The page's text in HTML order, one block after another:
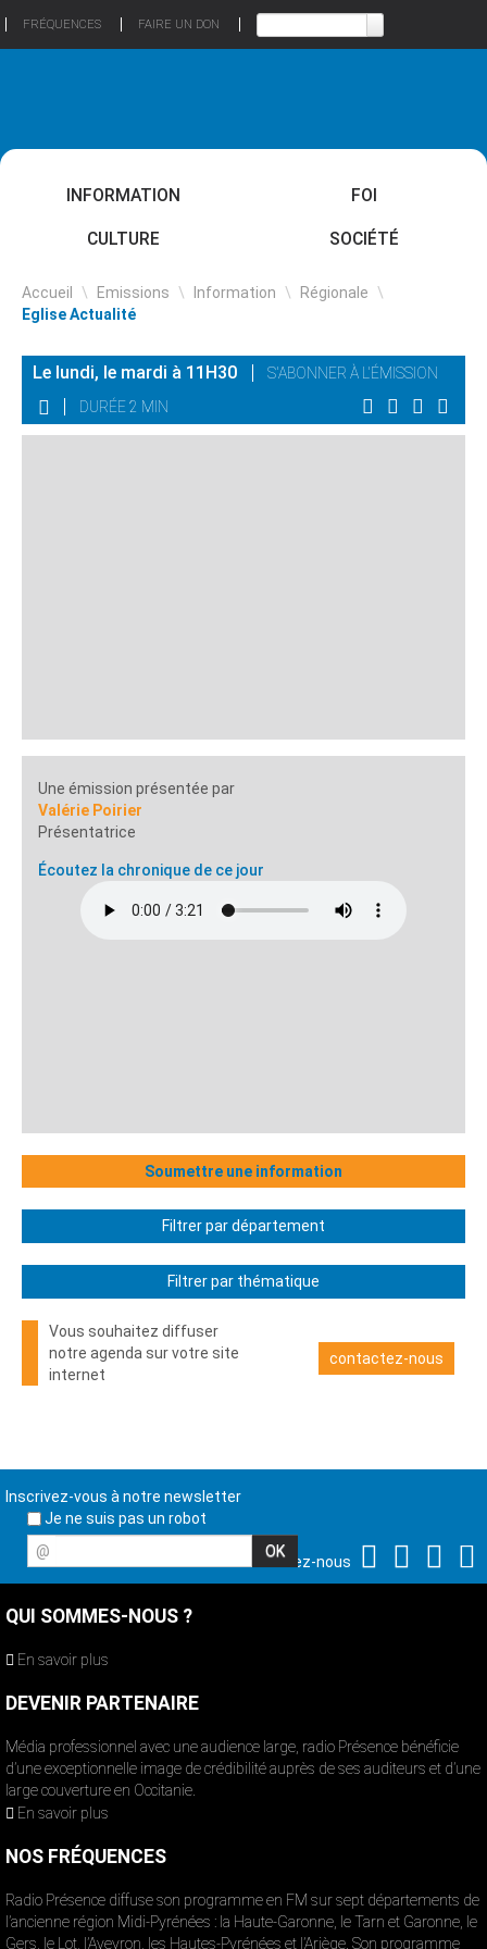
FRÉQUENCES FAIRE UN DON
INFORMATION FOI
CULTURE SOCIÉTÉ
Accueil \ Emissions \ Information \ Régionale \
Eglise Actualité
Le lundi, le mardi à 11H30
S'ABONNER À L'ÉMISSION
DURÉE 2 MIN
Une émission présentée par
Valérie Poirier
Présentatrice
Écoutez la chronique de ce jour
Soumettre une information
Filtrer par département
Filtrer par thématique
Vous souhaitez diffuser
notre agenda sur votre site
internet
contactez-nous
Inscrivez-vous à notre newsletter
Je ne suis pas un robot
@
Suivez-nous
QUI SOMMES-NOUS ?
En savoir plus
DEVENIR PARTENAIRE
Média professionnel avec une audience large, radio Présence bénéficie
d’une exceptionnelle image de crédibilité auprès de ses auditeurs et d’une
large couverture en Occitanie.
En savoir plus
NOS FRÉQUENCES
Radio Présence diffuse son programme en FM sur sept départements de
l’ancienne région Midi-Pyrénées : la Haute-Garonne, le Tarn et Garonne, le
Gers, le Lot, l’Aveyron, les Hautes-Pyrénées et l’Ariège. Son programme